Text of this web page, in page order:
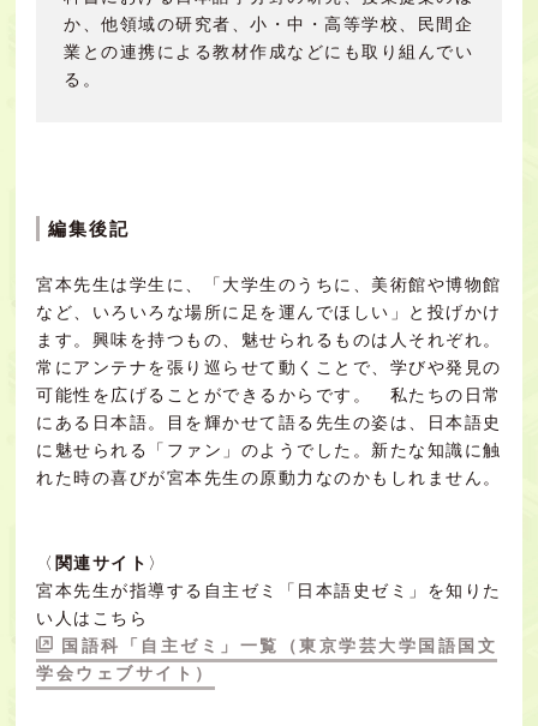
か、他領域の研究者、小・中・高等学校、民間企
業との連携による教材作成などにも取り組んでい
る。
編集後記
宮本先生は学生に、「大学生のうちに、美術館や博物館
など、いろいろな場所に足を運んでほしい」と投げかけ
ます。興味を持つもの、魅せられるものは人それぞれ。
常にアンテナを張り巡らせて動くことで、学びや発見の
可能性を広げることができるからです。 私たちの日常
にある日本語。目を輝かせて語る先生の姿は、日本語史
に魅せられる「ファン」のようでした。新たな知識に触
れた時の喜びが宮本先生の原動力なのかもしれません。
〈 関連サイト 〉
宮本先生が指導する自主ゼミ「日本語史ゼミ」を知りた
い人はこちら
国語科「自主ゼミ」一覧（東京学芸大学国語国文
学会ウェブサイト）